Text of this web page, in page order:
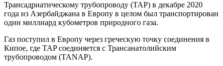
Трансадриатическому трубопроводу (ТАР) в декабре 2020
года из Азербайджана в Европу в целом был транспортирован
один миллиард кубометров природного газа.
Газ поступил в Европу через греческую точку соединения в
Кипое, где TAP соединяется с Трансанатолийским
трубопроводом (TANAP).